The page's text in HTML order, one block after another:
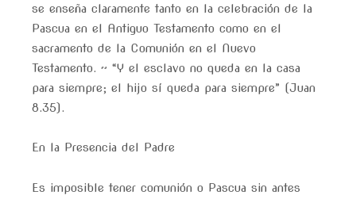
se enseña claramente tanto en la celebración de la
Pascua en el Antiguo Testamento como en el
sacramento de la Comunión en el Nuevo
Testamento. ~ “Y el esclavo no queda en la casa
para siempre; el hijo sí queda para siempre” (Juan
8.35).
En la Presencia del Padre
Es imposible tener comunión o Pascua sin antes